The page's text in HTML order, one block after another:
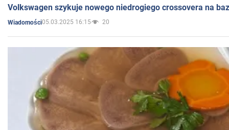
Volkswagen szykuje nowego niedrogiego crossovera na
Wiadomości05.03.2025 16:15 20